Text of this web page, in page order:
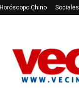
Horóscopo Chino Sociales